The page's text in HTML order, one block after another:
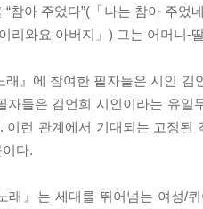
“참아 주었다”(「나는 참아 주었
리와요 아버지」) 그는 어머니
래』에 참여한 필자들은 시인
자들은 김언희 시인이라는 유
이런 관계에서 기대되는 고정된
다.
래』는 세대를 뛰어넘는 여성/